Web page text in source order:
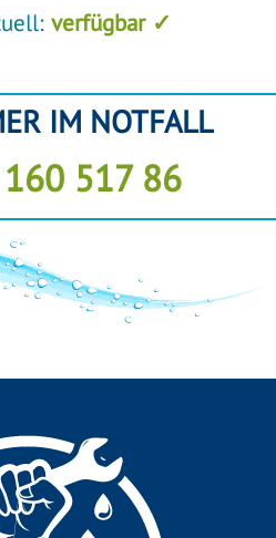
verfügbar ✓
IM NOTFALL
517 86